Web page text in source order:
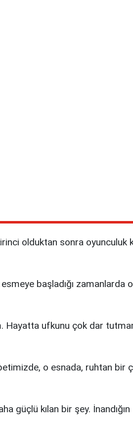
olduktan sonra oyunculuk
başladığı zamanlarda
Hayatta ufkunu çok dar
o esnada, ruhtan bir
güçlü kılan bir şey.